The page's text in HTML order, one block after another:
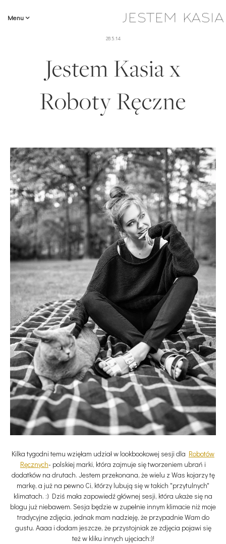
Menu
28.5.14
Jestem Kasia x
Roboty Ręczne
Kilka tygodni temu wzięłam udział w lookbookowej sesji dla Robotów
Ręcznych- polskiej marki, która zajmuje się tworzeniem ubrań i
dodatków na drutach. Jestem przekonana, że wielu z Was kojarzy tę
markę, a już na pewno Ci, którzy lubują się w takich "przytulnych"
klimatach. :) Dziś mała zapowiedź głównej sesji, która ukaże się na
blogu już niebawem. Sesja będzie w zupełnie innym klimacie niż moje
tradycyjne zdjęcia, jednak mam nadzieję, że przypadnie Wam do
gustu. Aaaa i dodam jeszcze, że przystojniak ze zdjęcia pojawi się
też w kliku innych ujęciach:)!